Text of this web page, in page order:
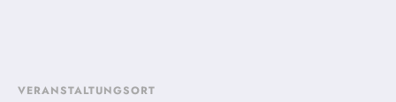
VERANSTALTUNGSORT